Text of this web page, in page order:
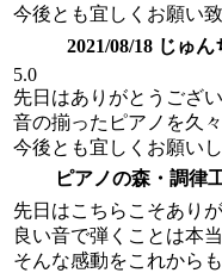
今後とも宜しくお願い致
2021/08/18 じゅ
5.0
先日はありがとうござい
音の揃ったピアノを久
今後とも宜しくお願いし
ピアノの森・調律
先日はこちらこそあり
良い音で弾くことは本
そんな感動をこれから